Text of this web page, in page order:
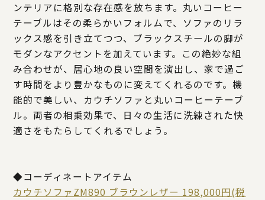
ンテリアに格別な存在感を放ちます。丸いコーヒー
テーブルはその柔らかいフォルムで、ソファのリラ
ックス感を引き立てつつ、ブラックスチールの脚が
モダンなアクセントを加えています。この絶妙な組
み合わせが、居心地の良い空間を演出し、家で過ご
す時間をより豊かなものに変えてくれるのです。機
能的で美しい、カウチソファと丸いコーヒーテーブ
ル。両者の相乗効果で、日々の生活に洗練された快
適さをもたらしてくれるでしょう。
◆コーディネートアイテム
カウチソファZM890 ブラウンレザー 198,000円(税